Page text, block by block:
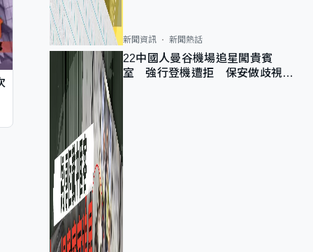
新聞資訊 新聞熱話
22中國人曼谷機場追星闖貴賓
室 強行登機遭拒 保安做歧視手